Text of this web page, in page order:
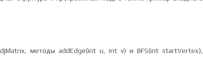
методы addEdge(int u, int v) и BFS(int startVertex),